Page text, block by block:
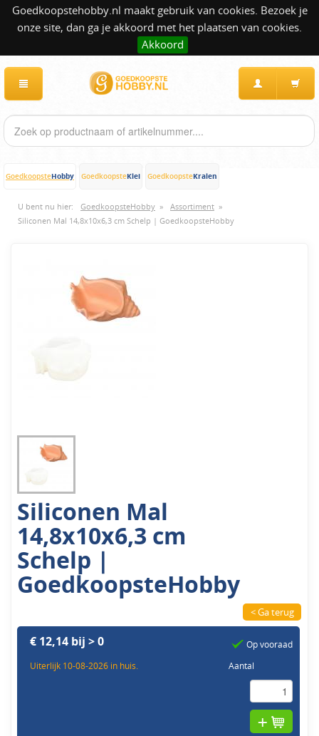
Goedkoopstehobby.nl maakt gebruik van cookies. Bezoek je
onze site, dan ga je akkoord met het plaatsen van cookies.
Akkoord
GoedkoopsteHobby GoedkoopsteKlei GoedkoopsteKralen
U bent nu hier: GoedkoopsteHobby » Assortiment »
Siliconen Mal 14,8x10x6,3 cm Schelp | GoedkoopsteHobby
Siliconen Mal
14,8x10x6,3 cm
Schelp |
GoedkoopsteHobby
< Ga terug
€ 12,14 bij > 0
Uiterlijk 10-08-2026 in huis.
Op vooraad
Aantal